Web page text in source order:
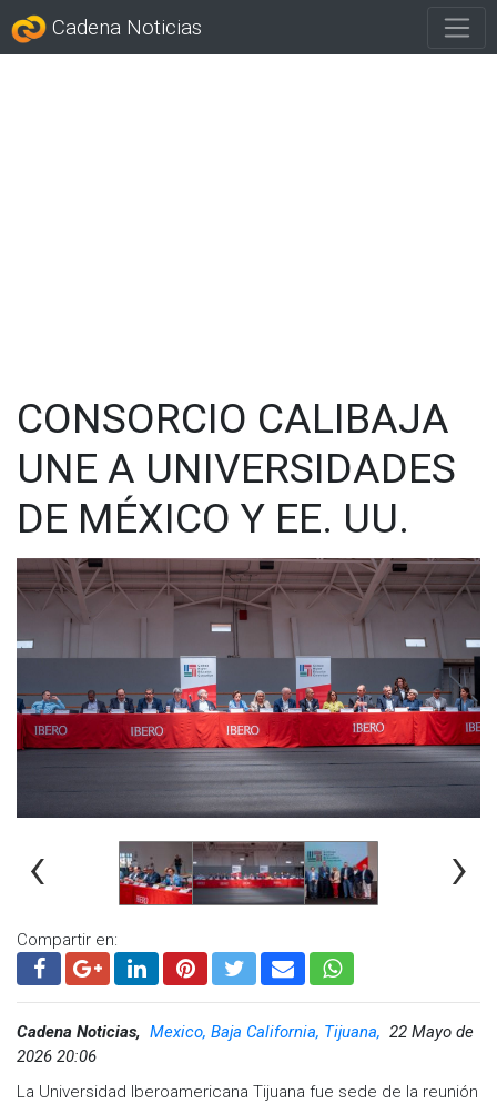
Cadena Noticias
CONSORCIO CALIBAJA
UNE A UNIVERSIDADES
DE MÉXICO Y EE. UU.
‹ ›
Compartir en:
Cadena Noticias, Mexico, Baja California, Tijuana, 22 Mayo de
2026 20:06
La Universidad Iberoamericana Tijuana fue sede de la reunión